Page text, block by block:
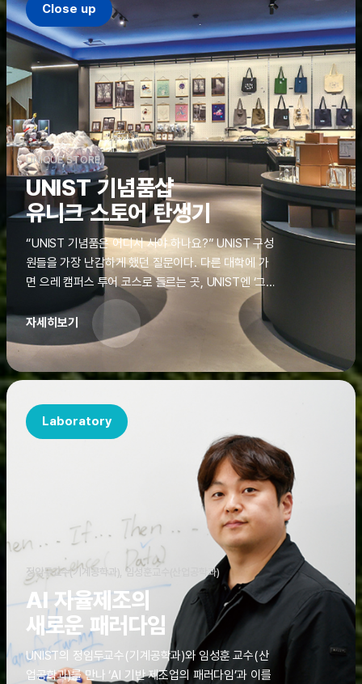
Close up
UNIQUE STORE
UNIST 기념품샵
유니크 스토어 탄생기
“UNIST 기념품은 어디서 사야 하나요?” UNIST 구성
원들을 가장 난감하게 했던 질문이다. 다른 대학에 가
면 으레 캠퍼스 투어 코스로 들르는 곳, UNIST엔 ‘그
것’이 없었다. 학교 탐방을 왔던 고등학생도, 자녀를 방
문하러 온 학부모도 빈손으로 돌려보내야 했던 아쉬움
을 달래줄 공간이 ‘유니크 스토어(UNIQUE
STORE)’라는 이름으로 지난해 11월 문을 열었다.
자세히보기
Laboratory
정임두교수(기계공학과), 임성훈교수(산업공학과)
AI 자율제조의
새로운 패러다임
UNIST의 정임두교수(기계공학과)와 임성훈 교수(산
업공학과)를 만나 ‘AI 기반 제조업의 패러다임’과 이를